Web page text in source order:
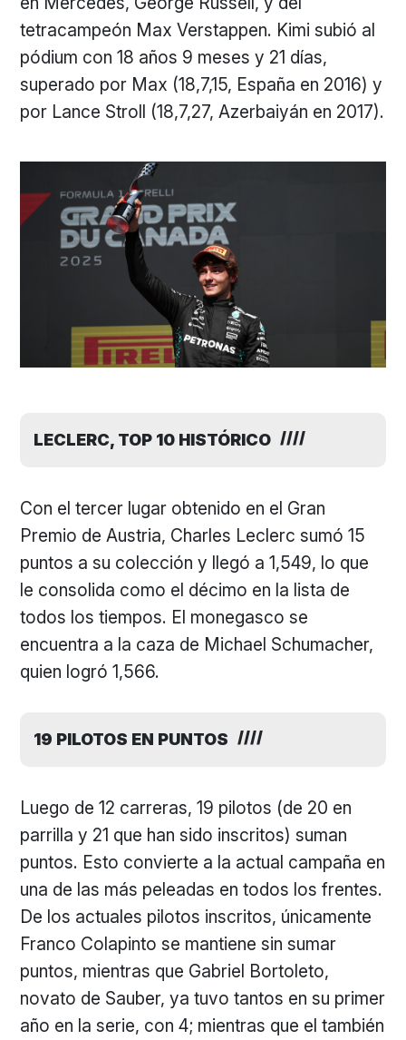
tetracampeón Max Verstappen. Kimi subió al
pódium con 18 años 9 meses y 21 días,
superado por Max (18,7,15, España en 2016) y
por Lance Stroll (18,7,27, Azerbaiyán en 2017).
LECLERC, TOP 10 HISTÓRICO
Con el tercer lugar obtenido en el Gran
Premio de Austria, Charles Leclerc sumó 15
puntos a su colección y llegó a 1,549, lo que
le consolida como el décimo en la lista de
todos los tiempos. El monegasco se
encuentra a la caza de Michael Schumacher,
quien logró 1,566.
19 PILOTOS EN PUNTOS
Luego de 12 carreras, 19 pilotos (de 20 en
parrilla y 21 que han sido inscritos) suman
puntos. Esto convierte a la actual campaña en
una de las más peleadas en todos los frentes.
De los actuales pilotos inscritos, únicamente
Franco Colapinto se mantiene sin sumar
puntos, mientras que Gabriel Bortoleto,
novato de Sauber, ya tuvo tantos en su primer
año en la serie, con 4; mientras que el también